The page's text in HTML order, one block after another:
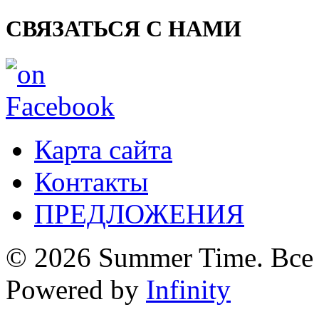
СВЯЗАТЬСЯ С НАМИ
Карта сайта
Контакты
ПРЕДЛОЖЕНИЯ
© 2026 Summer Time.
Powered by Infinity